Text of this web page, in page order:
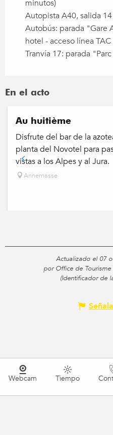
minutos)
Autopista A40, salida
Autobús: parada "Gare
hotel - acceso línea
Tranvía 17: parada
En el acto
Au huitième
Disfrute del bar de la
planta del Novotel para
vistas a los Alpes y al Jura.
Annemasse
Actualizado el 07
por Office de
(Identificador de
Webcam Tiempo